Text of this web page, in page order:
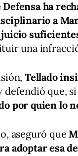
ha
a
una
Tellado
defendió que,
por quien lo
aseguró que
adoptar esa